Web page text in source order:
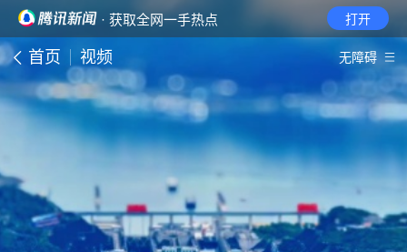
· 获取全网一手热点 打开
首页 视频 无障碍